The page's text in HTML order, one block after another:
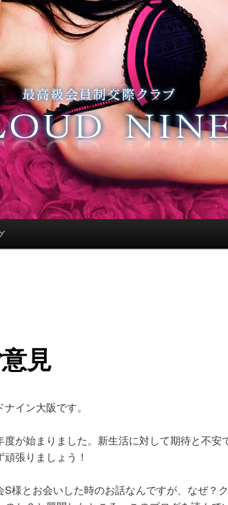
見
イン大阪です。
が始まりました。新生活に対して期待と不安
張りましょう！
様とお会いした時のお話なんですが、なぜ？